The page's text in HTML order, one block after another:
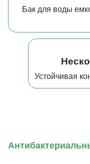
Бак для воды
Устойчивая